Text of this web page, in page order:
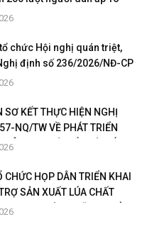
chức Hội nghị quán triệt,
định số 236/2026/NĐ-CP
số 241/2026/NĐ-CP của
SƠ KẾT THỰC HIỆN NGHỊ
NQ/TW VỀ PHÁT TRIỂN
CÔNG NGHỆ, ĐỔI MỚI SÁNG
CHỨC HỌP DÂN TRIỂN KHAI
SẢN XUẤT LÚA CHẤT
THEO HƯỚNG HỮU CƠ VÀ